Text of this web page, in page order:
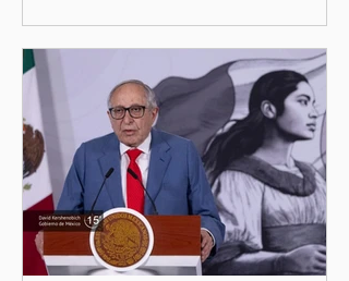
Estado amplió la revisión
de la presencia digital de
los solicitantes, mientras
Washington busca cerrar el
paso al llamado “turismo de
nacimiento” y reforzar los
controles migratorios.